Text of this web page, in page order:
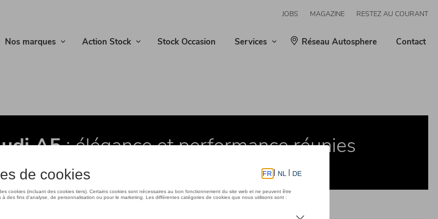
JOBS MAGAZINE RESTEZ AU COURANT
Nos marques Action Stock Stock Occasion Services Réseau Autosphere Contact
A5: élégance et performance réunies